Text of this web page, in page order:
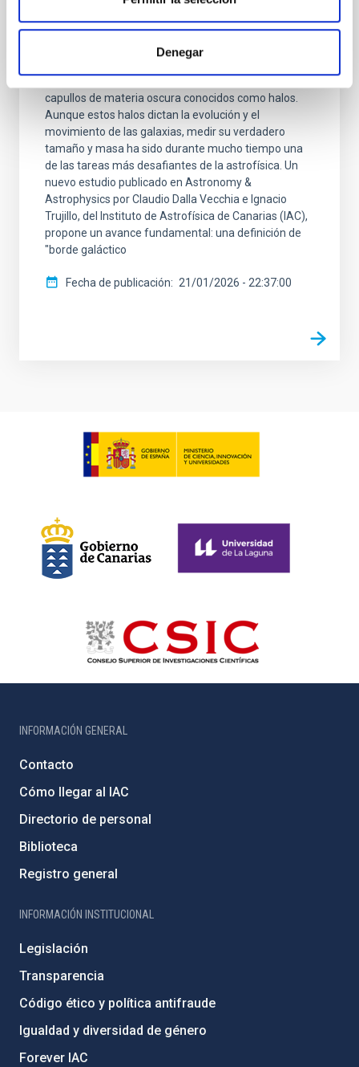
Denegar
tamaño de las galaxias
En el modelo cosmológico estándar ( 𝜦 CDM), las
capullos de materia oscura conocidos como halos.
Aunque estos halos dictan la evolución y el
movimiento de las galaxias, medir su verdadero
tamaño y masa ha sido durante mucho tiempo una
de las tareas más desafiantes de la astrofísica. Un
nuevo estudio publicado en Astronomy &
Astrophysics por Claudio Dalla Vecchia e Ignacio
Trujillo, del Instituto de Astrofísica de Canarias (IAC),
propone un avance fundamental: una definición de
"borde galáctico
Fecha de publicación 21/01/2026 - 22:37:00
INFORMACIÓN GENERAL
Contacto
Cómo llegar al IAC
Directorio de personal
Biblioteca
Registro general
INFORMACIÓN INSTITUCIONAL
Legislación
Transparencia
Código ético y política antifraude
Igualdad y diversidad de género
Forever IAC